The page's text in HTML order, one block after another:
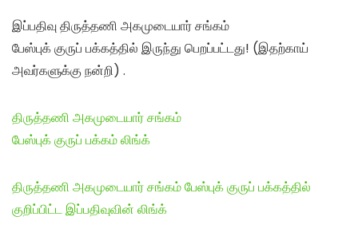
இப்பதிவு திருத்தணி அகமுடையார் சங்கம்
பேஸ்புக் குருப் பக்கத்தில் இருந்து பெறப்பட்டது! (இதற்காய்
அவர்களுக்கு நன்றி) .
திருத்தணி அகமுடையார் சங்கம்
பேஸ்புக் குருப் பக்கம் லிங்க்
திருத்தணி அகமுடையார் சங்கம் பேஸ்புக் குருப் பக்கத்தில்
குறிப்பிட்ட இப்பதிவுவின் லிங்க்